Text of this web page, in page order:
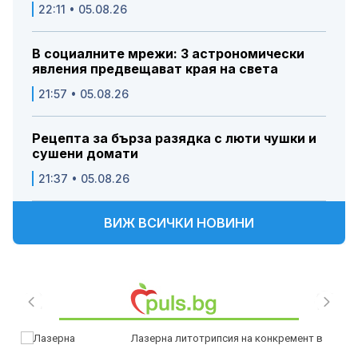
22:11 • 05.08.26
В социалните мрежи: 3 астрономически
явления предвещават края на света
21:57 • 05.08.26
Рецепта за бърза разядка с люти чушки и
сушени домати
21:37 • 05.08.26
ВИЖ ВСИЧКИ НОВИНИ
Лазерна литотрипсия на конкремент в